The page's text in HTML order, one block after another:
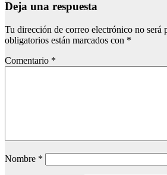
Deja una respuesta
Tu dirección de correo electrónico no será
obligatorios están marcados con *
Comentario *
Nombre *